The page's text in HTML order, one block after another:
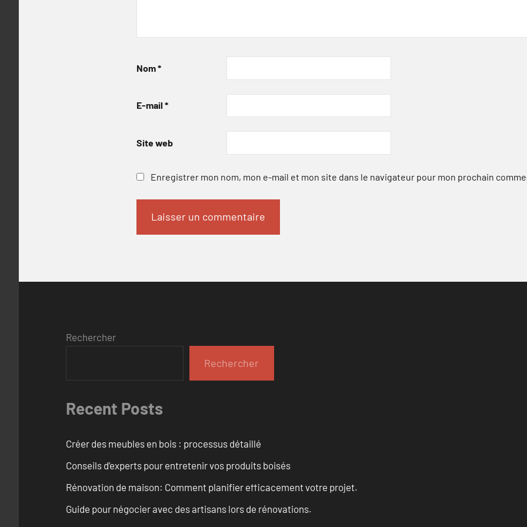
Nom*
E-mail *
Site web
Enregistrer mon nom, mon e-mail et mon site dans le navigateur pour mon prochain
Rechercher
Rechercher
Recent Posts
Créer des meubles en bois : processus détaillé
Conseils d’experts pour entretenir vos produits boisés
Rénovation de maison: Comment planifier efficacement votre projet.
Guide pour négocier avec des artisans lors de rénovations.